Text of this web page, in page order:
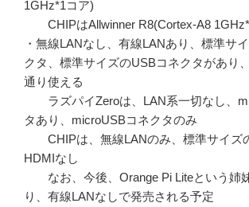
1GHz*1コア)
CHIPはAllwinner R8(Cortex-A8
・無線LANなし、有線LANあり、標準サ
クタ、標準サイズのUSBコネクタがあり
通り使える
ラズパイZeroは、LAN系一切なし、
タあり、microUSBコネクタのみ
CHIPは、無線LANのみ、標準サイズ
HDMIなし
なお、今後、Orange Pi Liteという姉
り、有線LANなしで発売される予定